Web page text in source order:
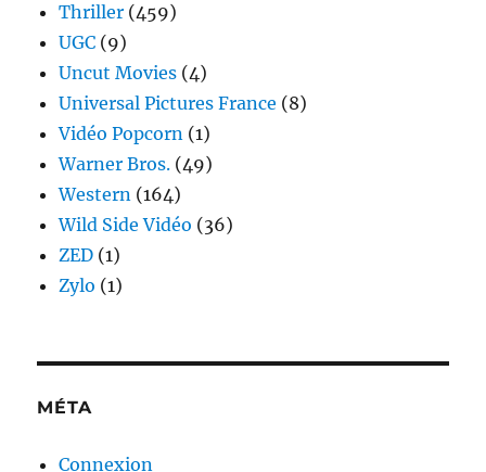
Thriller (459)
UGC (9)
Uncut Movies (4)
Universal Pictures France (8)
Vidéo Popcorn (1)
Warner Bros. (49)
Western (164)
Wild Side Vidéo (36)
ZED (1)
Zylo (1)
MÉTA
Connexion